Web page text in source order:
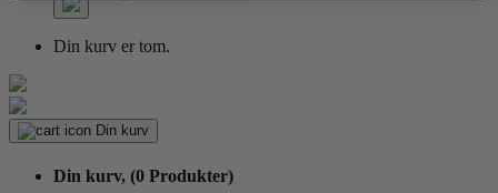
Din kurv er tom.
Din kurv
Din kurv, (0 Produkter)